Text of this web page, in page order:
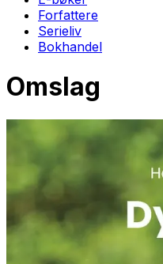
Forfattere
Serieliv
Bokhandel
Omslag